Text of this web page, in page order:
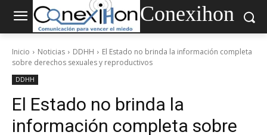
Conexihon
Inicio Noticias DDHH
El Estado no brinda la información completa
sobre derechos sexuales y reproductivos
DDHH
El Estado no brinda la
información completa sobre